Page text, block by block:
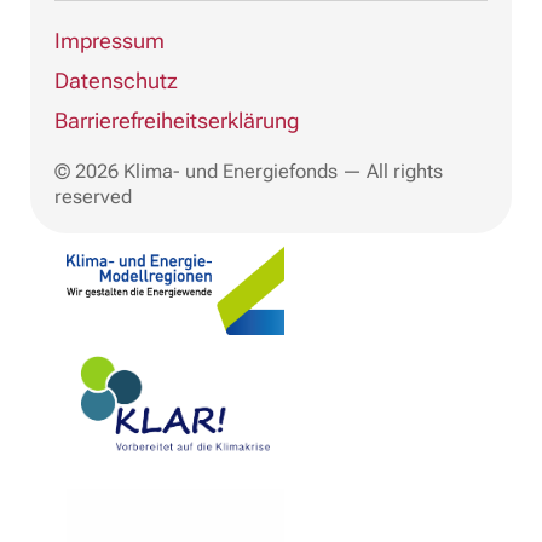
Impressum
Datenschutz
Barrierefreiheitserklärung
© 2026 Klima- und Energiefonds — All rights
reserved